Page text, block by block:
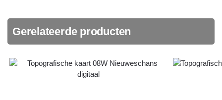
Gerelateerde producten